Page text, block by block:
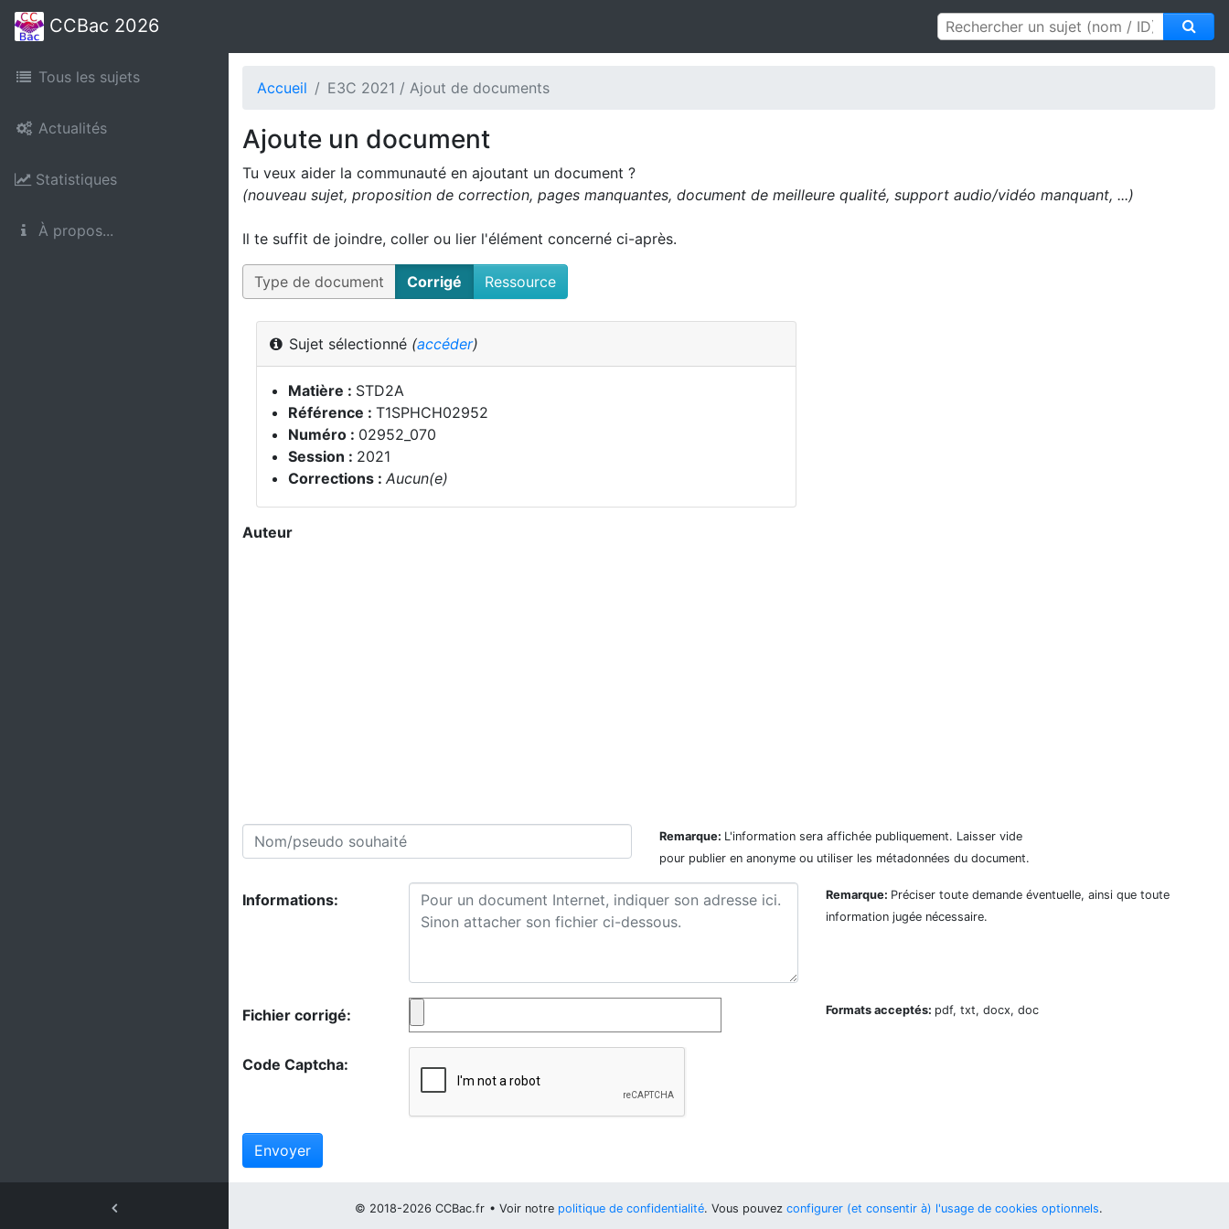
CCBac 2026
Tous les sujets
Actualités
Statistiques
À propos...
Accueil E3C 2021 / Ajout de documents
Ajoute un document
Tu veux aider la communauté en ajoutant un document ?
(nouveau sujet, proposition de correction, pages manquantes, document de meilleure qualité, support audio/vidéo manquant, ...)
Il te suffit de joindre, coller ou lier l'élément concerné ci-après.
Type de document Corrigé Ressource
Sujet sélectionné (accéder)
Matière : STD2A
Référence : T1SPHCH02952
Numéro : 02952_070
Session : 2021
Corrections : Aucun(e)
Auteur
Remarque: L'information sera affichée publiquement. Laisser vide
pour publier en anonyme ou utiliser les métadonnées du document.
Informations: Remarque: Préciser toute demande éventuelle, ainsi que toute
information jugée nécessaire.
Fichier corrigé: Formats acceptés: pdf, txt, docx, doc
Code Captcha:
Envoyer
© 2018-2026 CCBac.fr • Voir notre politique de confidentialité. Vous pouvez configurer (et consentir à) l'usage de cookies optionnels.